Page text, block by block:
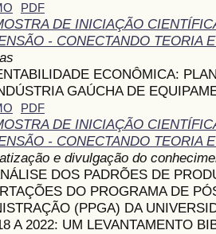
PDF
DE INICIAÇÃO
- CONECTANDO TEORIA
ECONÔMICA:
GAÚCHA DE
PDF
DE INICIAÇÃO
- CONECTANDO TEORIA
e divulgação do
DOS PADRÕES DE
DO PROGRAMA DE
(PPGA) DA
A 2022: UM LEVANTAMENTO